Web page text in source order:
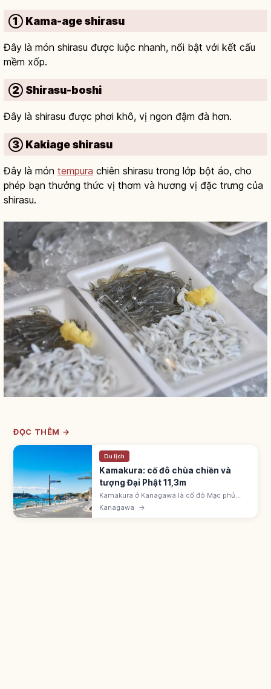
① Kama-age shirasu
Đây là món shirasu được luộc nhanh, nổi bật với kết cấu
mềm xốp.
② Shirasu-boshi
Đây là shirasu được phơi khô, vị ngon đậm đà hơn.
③ Kakiage shirasu
Đây là món tempura chiên shirasu trong lớp bột áo, cho
phép bạn thưởng thức vị thơm và hương vị đặc trưng của
shirasu.
ĐỌC THÊM →
Du lịch
Kamakura: cố đô chùa chiền và
tượng Đại Phật 11,3m
Kamakura ở Kanagawa là cố đô Mạc phủ
Kamakura với đền Tsurugaoka Hachimangu,
tượng Đại Phật Kotoku-in cao 11,3m, phố
Kanagawa →